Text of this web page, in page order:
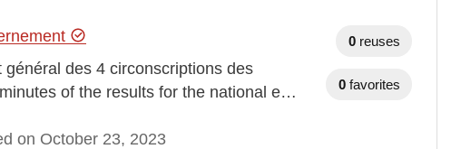
des 4 circonscriptions des
of the results for the national e…
on October 23, 2023
0 reuses
0 favorites